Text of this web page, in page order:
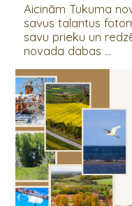
Aicinām Tukuma
savus talantus
savu prieku un
novada dabas ...